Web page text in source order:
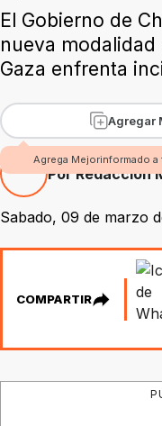
El Gobierno de
nueva
Gaza enfrenta
Agregar
Agrega Mejorinformado
Por Redacción
Sabado, 09 de marzo
COMPARTIR